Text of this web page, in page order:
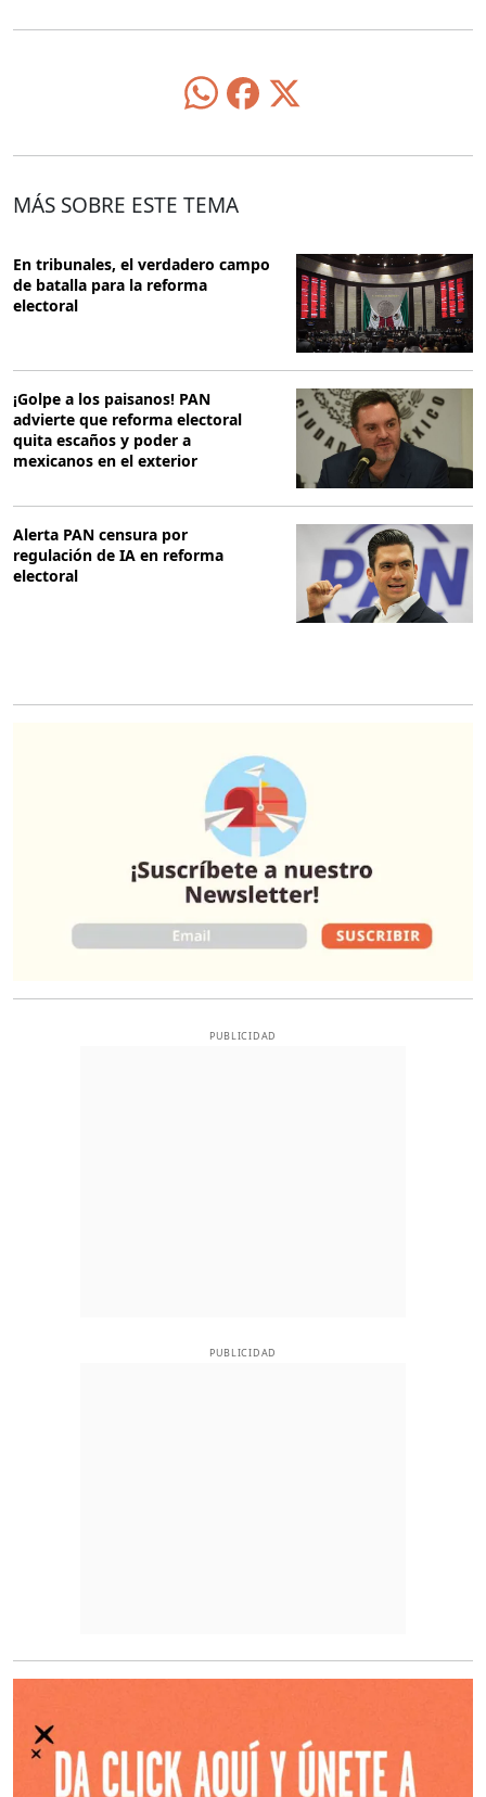
MÁS SOBRE ESTE TEMA
En tribunales, el verdadero campo
de batalla para la reforma
electoral
¡Golpe a los paisanos! PAN
advierte que reforma electoral
quita escaños y poder a
mexicanos en el exterior
Alerta PAN censura por
regulación de IA en reforma
electoral
PUBLICIDAD
PUBLICIDAD